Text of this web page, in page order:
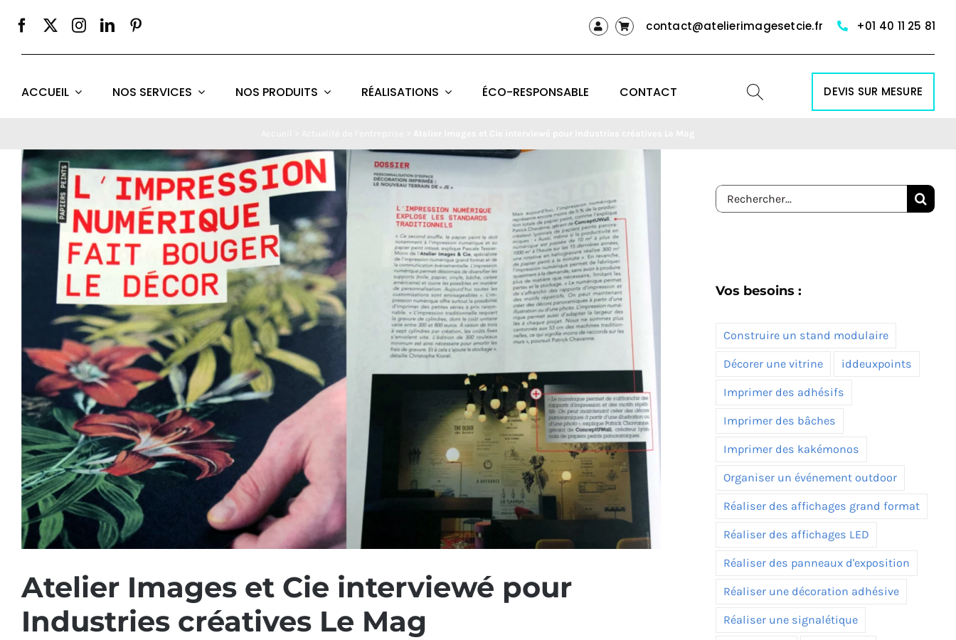
contact@atelierimagesetcie.fr +01 40 11 25 81
ACCUEIL NOS SERVICES NOS PRODUITS RÉALISATIONS ÉCO-RESPONSABLE CONTACT DEVIS SUR MESURE
Voir
l'image
agrandie
Atelier Images et Cie interviewé pour
Industries créatives Le Mag
Rechercher:
Vos besoins :
Construire un stand modulaire
Décorer une vitrine iddeuxpoints
Imprimer des adhésifs
Imprimer des bâches
Imprimer des kakémonos
Organiser un événement outdoor
Réaliser des affichages grand format
Réaliser des affichages LED
Réaliser des panneaux d'exposition
Réaliser une décoration adhésive
Réaliser une signalétique